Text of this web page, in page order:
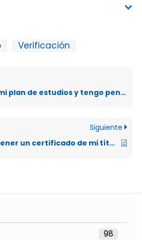
98
Verificación
pendiente mi tesis, cómo puedo obtener una certificación que lo acredite?
Siguiente
¿Cómo puedo obtener un certificado de mi título, si me gradué años atrás?